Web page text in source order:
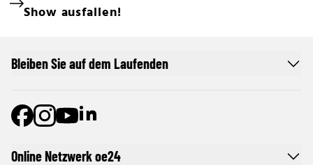
Show ausfallen!
Online Netzwerk oe24
Bleiben Sie auf dem Laufenden